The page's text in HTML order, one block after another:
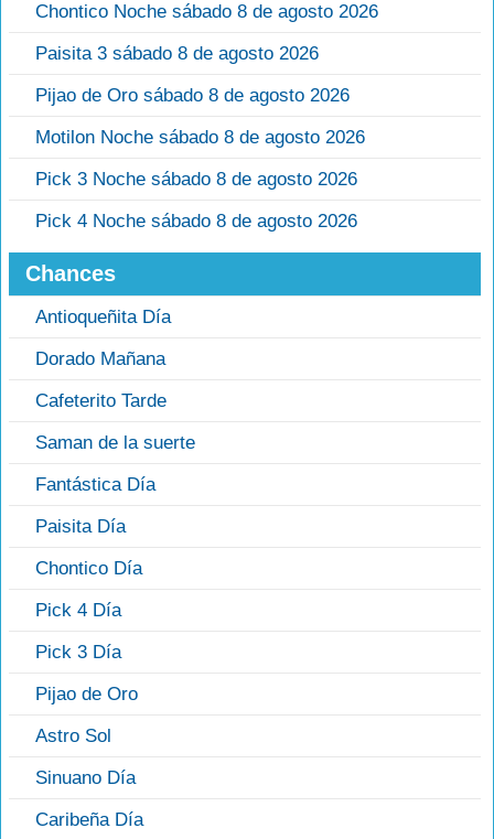
Chontico Noche sábado 8 de agosto 2026
Paisita 3 sábado 8 de agosto 2026
Pijao de Oro sábado 8 de agosto 2026
Motilon Noche sábado 8 de agosto 2026
Pick 3 Noche sábado 8 de agosto 2026
Pick 4 Noche sábado 8 de agosto 2026
Chances
Antioqueñita Día
Dorado Mañana
Cafeterito Tarde
Saman de la suerte
Fantástica Día
Paisita Día
Chontico Día
Pick 4 Día
Pick 3 Día
Pijao de Oro
Astro Sol
Sinuano Día
Caribeña Día